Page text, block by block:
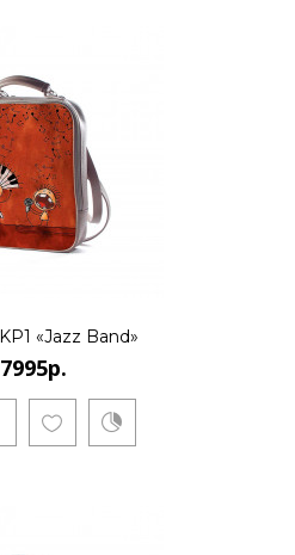
«Jazz Band»